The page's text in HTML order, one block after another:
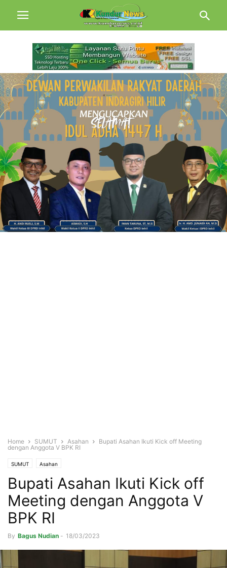
Home SUMUT Asahan
Bupati Asahan Ikuti Kick off Meeting
dengan Anggota V BPK RI
SUMUT Asahan
Bupati Asahan Ikuti Kick off
Meeting dengan Anggota V
BPK RI
By Bagus Nudian - 18/03/2023